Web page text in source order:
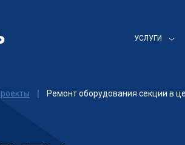
УСЛУГИ
Ремонт оборудования секции в